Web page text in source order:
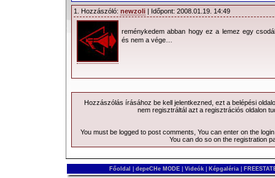
1. Hozzászóló: newzoli | Időpont: 2008.01.19. 14:49
reménykedem abban hogy ez a lemez egy
és nem a vége…
Hozzászólás írásához be kell jelentkezned, ezt a belépési
nem regisztráltál azt a regisztrációs oldalon
You must be logged to post comments, You can enter on the
You can do so on the registration
Főoldal depeCHe MODE Videók Képgaléria